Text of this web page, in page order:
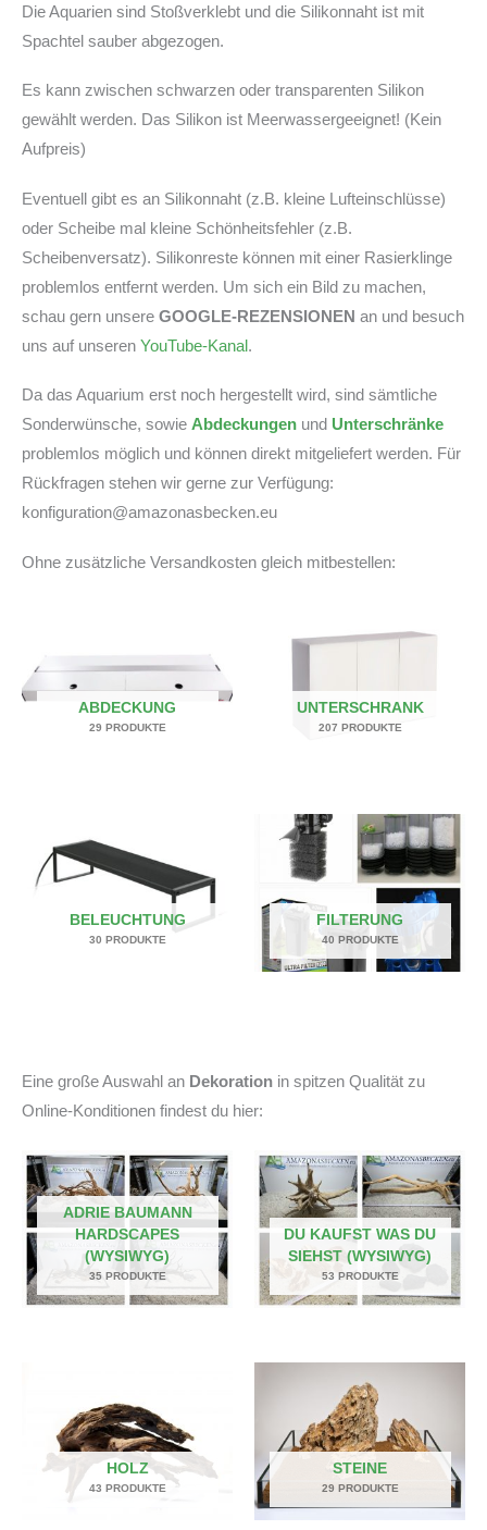
Die Aquarien sind Stoßverklebt und die Silikonnaht ist mit
Spachtel sauber abgezogen.
Es kann zwischen schwarzen oder transparenten Silikon
gewählt werden. Das Silikon ist Meerwassergeeignet! (Kein
Aufpreis)
Eventuell gibt es an Silikonnaht (z.B. kleine Lufteinschlüsse)
oder Scheibe mal kleine Schönheitsfehler (z.B.
Scheibenversatz). Silikonreste können mit einer Rasierklinge
problemlos entfernt werden. Um sich ein Bild zu machen,
schau gern unsere GOOGLE-REZENSIONEN an und besuch
uns auf unseren YouTube-Kanal.
Da das Aquarium erst noch hergestellt wird, sind sämtliche
Sonderwünsche, sowie Abdeckungen und Unterschränke
problemlos möglich und können direkt mitgeliefert werden. Für
Rückfragen stehen wir gerne zur Verfügung:
konfiguration@amazonasbecken.eu
Ohne zusätzliche Versandkosten gleich mitbestellen:
ABDECKUNG
29 PRODUKTE
UNTERSCHRANK
207 PRODUKTE
BELEUCHTUNG
30 PRODUKTE
FILTERUNG
40 PRODUKTE
Eine große Auswahl an Dekoration in spitzen Qualität zu
Online-Konditionen findest du hier:
ADRIE BAUMANN
HARDSCAPES
(WYSIWYG)
35 PRODUKTE
DU KAUFST WAS DU
SIEHST (WYSIWYG)
53 PRODUKTE
HOLZ
43 PRODUKTE
STEINE
29 PRODUKTE